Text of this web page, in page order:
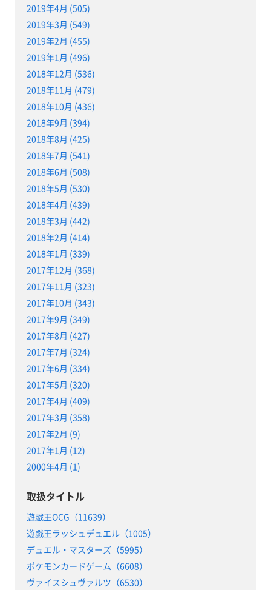
2019年4月 (505)
2019年3月 (549)
2019年2月 (455)
2019年1月 (496)
2018年12月 (536)
2018年11月 (479)
2018年10月 (436)
2018年9月 (394)
2018年8月 (425)
2018年7月 (541)
2018年6月 (508)
2018年5月 (530)
2018年4月 (439)
2018年3月 (442)
2018年2月 (414)
2018年1月 (339)
2017年12月 (368)
2017年11月 (323)
2017年10月 (343)
2017年9月 (349)
2017年8月 (427)
2017年7月 (324)
2017年6月 (334)
2017年5月 (320)
2017年4月 (409)
2017年3月 (358)
2017年2月 (9)
2017年1月 (12)
2000年4月 (1)
取扱タイトル
遊戯王OCG（11639）
遊戯王ラッシュデュエル（1005）
デュエル・マスターズ（5995）
ポケモンカードゲーム（6608）
ヴァイスシュヴァルツ（6530）